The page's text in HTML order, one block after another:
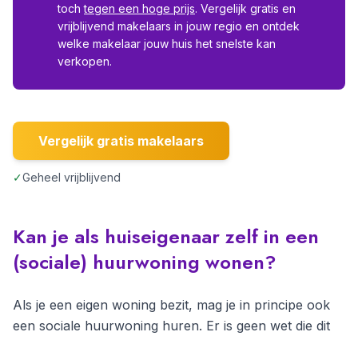
tochtegen een hoge prijs. Vergelijk gratis en
vrijblijvend makelaars in jouw regio en ontdek
welke makelaar jouw huis het snelste kan
verkopen.
Vergelijk gratis makelaars
✓Geheel vrijblijvend
Kan je als huiseigenaar zelf in een
(sociale) huurwoning wonen?
Als je een eigen woning bezit, mag je in principe ook
een sociale huurwoning huren. Er is geen wet die dit